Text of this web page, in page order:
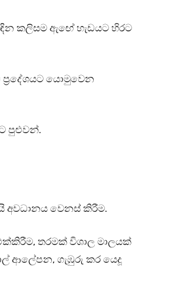
කලිසම ඇඟේ හැඩයට හිරට
යොමුවෙන
පුළුවන්.
අවධානය වෙනස් කිරීම.
තරමක් විශාල මාලයක්
ආලේපන, ගැඹුරු කර යෙදූ